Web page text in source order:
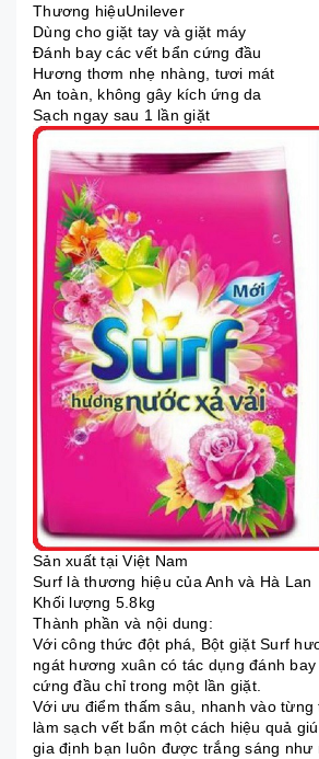
Thương hiệuUnilever
Dùng cho giặt tay và giặt máy
Đánh bay các vết bẩn cứng đầu
Hương thơm nhẹ nhàng, tươi mát
An toàn, không gây kích ứng da
Sạch ngay sau 1 lần giặt
Sản xuất tại Việt Nam
Surf là thương hiệu của Anh và Hà Lan
Khối lượng 5.8kg
Thành phần và nội dung:
Với công thức đột phá, Bột giặt Surf
ngát hương xuân có tác dụng đánh
cứng đầu chỉ trong một lần giặt.
Với ưu điểm thấm sâu, nhanh vào từng
làm sạch vết bẩn một cách hiệu quả
gia định bạn luôn được trắng sáng như